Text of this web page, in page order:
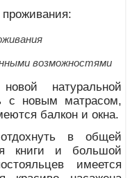
возможностями
натуральной
с новым матрасом,
балкон и окна.
в общей
книги и большой
имеется